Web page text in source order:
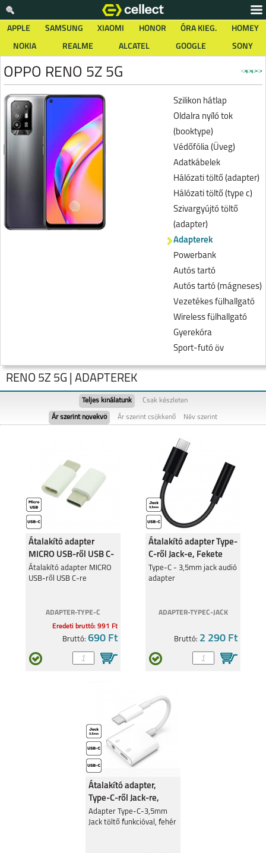
APPLE SAMSUNG XIAOMI HONOR ÓRA KIEG.
HOMEY
NOKIA
REALME ALCATEL GOOGLE SONY
OPPO RENO 5Z 5G
Szilikon hátlap
Oldalra nyíló tok
(booktype)
Védőfólia (Üveg)
Adatkábelek
Hálózati töltő (adapter)
Hálózati töltő (type c)
Szivargyújtó töltő
(adapter)
Adapterek
Powerbank
Autós tartó
Autós tartó (mágneses)
Vezetékes fülhallgató
Wireless fülhallgató
Gyerekóra
Sport-futó öv
RENO7 Z 5G A54S
A16 S RENO 5 5G
RENO 5Z 5G
RENO 5Z 5G | ADAPTEREK
Teljes kínálatunk Csak készleten
Ár szerint növekvő Ár szerint csökkenő Név szerint
Átalakító adapter
MICRO USB-ről USB C-
re
Átalakító adapter MICRO
USB-ről USB C-re
ADAPTER-TYPE-C
Eredeti bruttó: 991 Ft
Bruttó: 690 Ft
Átalakító adapter Type-
C-ről Jack-e, Fekete
Type-C - 3,5mm jack audió
adapter
ADAPTER-TYPEC-JACK
Bruttó: 2 290 Ft
Átalakító adapter,
Type-C-ről Jack-re,
Fehér
Adapter Type-C-3,5mm
Jack töltő funkcióval, fehér